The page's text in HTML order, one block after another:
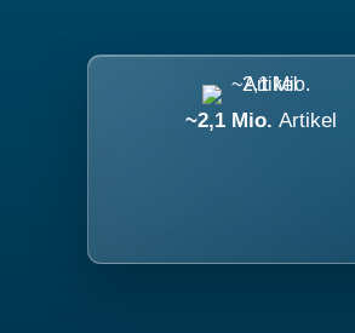
~2,1 Mio. Artikel